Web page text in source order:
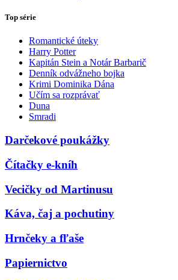
Top série
Romantické úteky
Harry Potter
Kapitán Stein a Notár Barbarič
Denník odvážneho bojka
Krimi Dominika Dána
Učím sa rozprávať
Duna
Smradi
Darčekové poukážky
Čítačky e-kníh
Vecičky od Martinusu
Káva, čaj a pochutiny
Hrnčeky a fľaše
Papiernictvo